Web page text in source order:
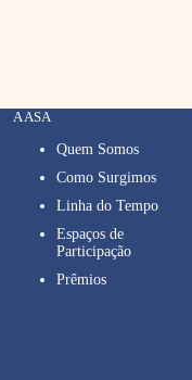
A ASA
Quem Somos
Como Surgimos
Linha do Tempo
Espaços de
Participação
Prêmios